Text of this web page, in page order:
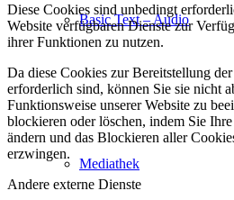
Basic Text – Audio
Mediathek
Diese Cookies sind unbedingt
Website verfügbaren Dienste zur
ihrer Funktionen zu nutzen.
Da diese Cookies zur Bereitstellung
erforderlich sind, können Sie sie nicht
Funktionsweise unserer Website zu
blockieren oder löschen, indem Sie
ändern und das Blockieren aller
erzwingen.
Andere externe Dienste